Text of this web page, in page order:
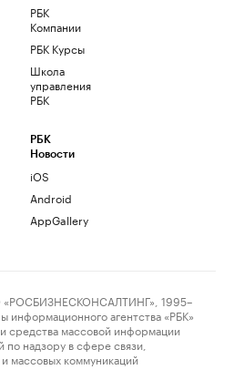
РБК
Компании
РБК Курсы
Школа
управления
РБК
РБК
Новости
iOS
Android
AppGallery
1995–
агентства «РБК»
средства массовой информации
надзору в сфере связи,
массовых коммуникаций